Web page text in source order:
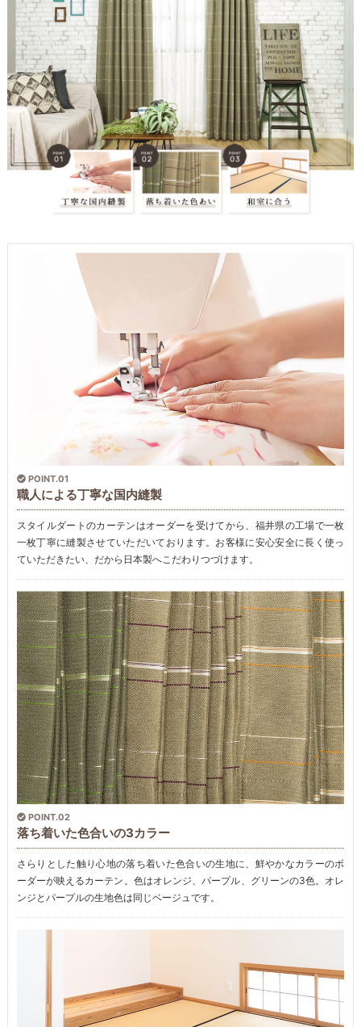
POINT.01
職人による丁寧な国内縫製
スタイルダートのカーテンはオーダーを受けてから、福井県の工場で一枚
一枚丁寧に縫製させていただいております。お客様に安心安全に長く使っ
ていただきたい、だから日本製へこだわりつづけます。
POINT.02
落ち着いた色合いの3カラー
さらりとした触り心地の落ち着いた色合いの生地に、鮮やかなカラーのボ
ーダーが映えるカーテン。色はオレンジ、パープル、グリーンの3色。オレ
ンジとパープルの生地色は同じベージュです。